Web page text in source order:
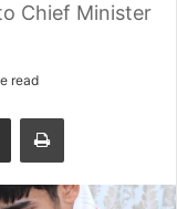
Chief Minister
read
Share via Email Print